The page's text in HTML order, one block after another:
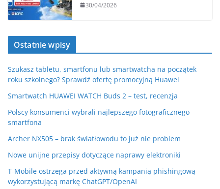
30/04/2026
Ostatnie wpisy
Szukasz tabletu, smartfonu lub smartwatcha na początek
roku szkolnego? Sprawdź ofertę promocyjną Huawei
Smartwatch HUAWEI WATCH Buds 2 – test, recenzja
Polscy konsumenci wybrali najlepszego fotograficznego
smartfona
Archer NX505 – brak światłowodu to już nie problem
Nowe unijne przepisy dotyczące naprawy elektroniki
T-Mobile ostrzega przed aktywną kampanią phishingową
wykorzystującą markę ChatGPT/OpenAI